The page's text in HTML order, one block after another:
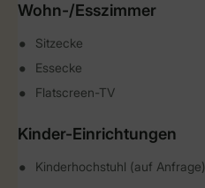
Wohn-/Esszimmer
Sitzecke
Essecke
Flatscreen-TV
Kinder-Einrichtungen
Kinderhochstuhl (auf Anfrage)